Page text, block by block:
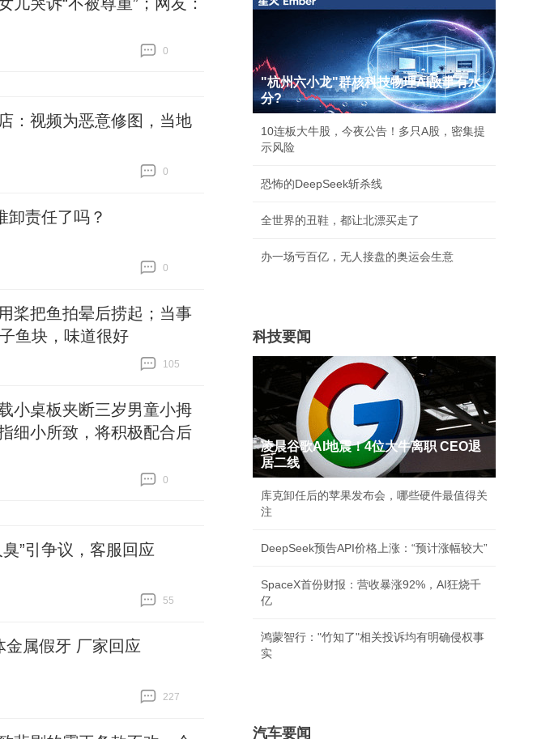
0
：视频为恶意修图，当地
0
卸责任了吗？
0
桨把鱼拍晕后捞起；当事
鱼块，味道很好
105
小桌板夹断三岁男童小拇
细小所致，将积极配合后
0
”引争议，客服回应
55
金属假牙 厂家回应
227
"杭州六小龙"群核科技物理AI故事有水
分?
10连板大牛股，今夜公告！多只A股，密集提
示风险
恐怖的DeepSeek斩杀线
全世界的丑鞋，都让北漂买走了
办一场亏百亿，无人接盘的奥运会生意
科技要闻
凌晨谷歌AI地震！4位大牛离职 CEO退
居二线
库克卸任后的苹果发布会，哪些硬件最值得关
注
DeepSeek预告API价格上涨：“预计涨幅较大”
SpaceX首份财报：营收暴涨92%，AI狂烧千
亿
鸿蒙智行："竹知了"相关投诉均有明确侵权事
实
汽车要闻